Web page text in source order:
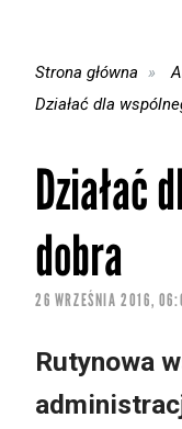
Strona główna
Działać dla
Działać
dobra
26 WRZEŚNIA 2016,
Rutynowa